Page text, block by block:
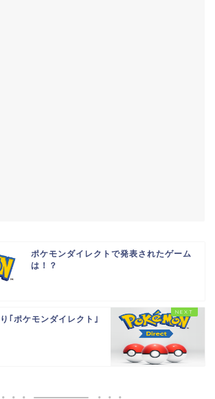
ポケモンダイレクトで発表されたゲーム
は！？
｢ポケモンダイレクト｣